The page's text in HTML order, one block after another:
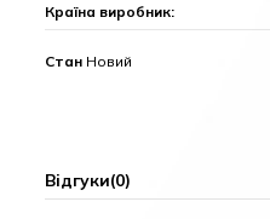
Країна виробник:
Стан Новий
Відгуки(0)